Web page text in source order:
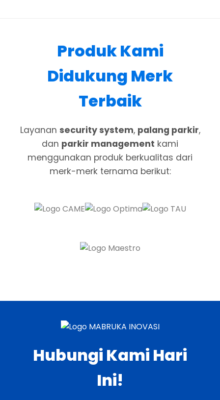
Produk Kami
Didukung Merk
Terbaik
Layanan security system, palang parkir,
dan parkir management kami
menggunakan produk berkualitas dari
merk-merk ternama berikut:
Hubungi Kami Hari
Ini!